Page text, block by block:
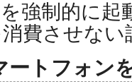
強制的に起
費させない
ートフォン